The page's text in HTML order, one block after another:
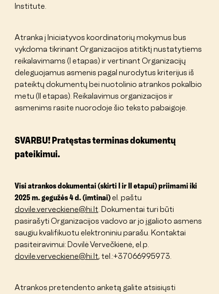
Institute.
Atranka į Iniciatyvos koordinatorių mokymus bus
vykdoma tikrinant Organizacijos atitiktį nustatytiems
reikalavimams (I etapas) ir vertinant Organizacijų
deleguojamus asmenis pagal nurodytus kriterijus iš
pateiktų dokumentų bei nuotolinio atrankos pokalbio
metu (II etapas). Reikalavimus organizacijos ir
asmenims rasite nuorodoje šio teksto pabaigoje.
SVARBU! Pratęstas terminas dokumentų
pateikimui.
Visi atrankos dokumentai (skirti I ir II etapui) priimami iki
2025 m. gegužės 4 d. (imtinai) el. paštu
dovile.verveckiene@hi.lt. Dokumentai turi būti
pasirašyti Organizacijos vadovo ar jo įgalioto asmens
saugiu kvalifikuotu elektroniniu parašu. Kontaktai
pasiteiravimui: Dovilė Vervečkienė, el.p.
dovile.verveckiene@hi.lt, tel.:+37066995973.
Atrankos pretendento anketą galite atsisiųsti